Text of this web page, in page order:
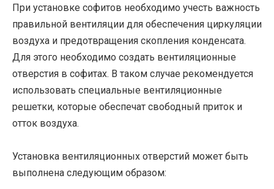
При установке софитов необходимо учесть важность
правильной вентиляции для обеспечения циркуляции
воздуха и предотвращения скопления конденсата.
Для этого необходимо создать вентиляционные
отверстия в софитах. В таком случае рекомендуется
использовать специальные вентиляционные
решетки, которые обеспечат свободный приток и
отток воздуха.
Установка вентиляционных отверстий может быть
выполнена следующим образом: